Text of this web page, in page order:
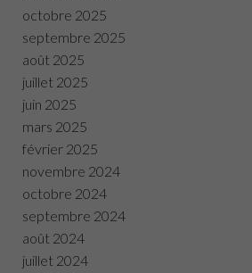
octobre 2025
septembre 2025
août 2025
juillet 2025
juin 2025
mars 2025
février 2025
novembre 2024
octobre 2024
septembre 2024
août 2024
juillet 2024